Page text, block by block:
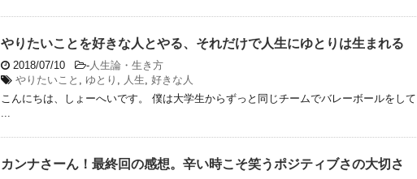
やりたいことを好きな人とやる、それだけで人生にゆとりは生まれる
2018/07/10 -人生論・生き方
やりたいこと , ゆとり , 人生, 好きな人
こんにちは、しょーへいです。 僕は大学生からずっと同じチームでバレーボールをして
...
カンナさーん！最終回の感想。辛い時こそ笑うポジティブさの大切さ